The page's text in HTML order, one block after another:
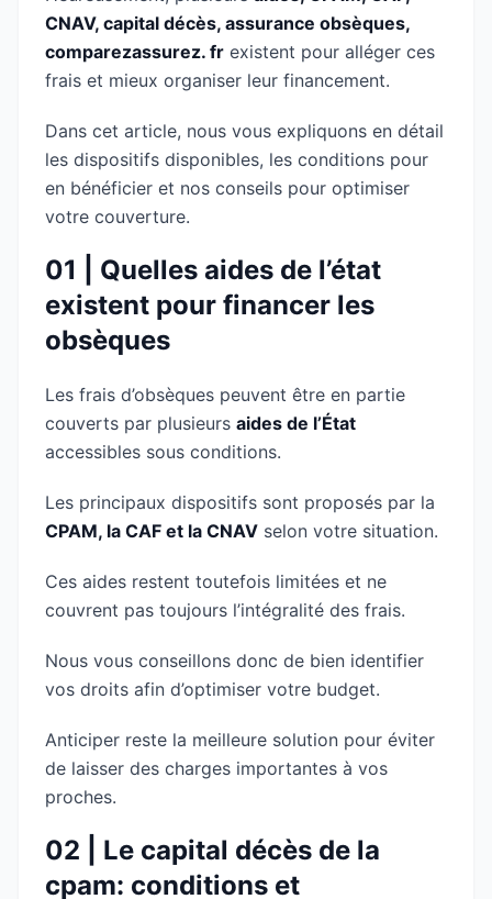
CNAV, capital décès, assurance obsèques,
comparezassurez. fr existent pour alléger ces
frais et mieux organiser leur financement.
Dans cet article, nous vous expliquons en détail
les dispositifs disponibles, les conditions pour
en bénéficier et nos conseils pour optimiser
votre couverture.
01 | Quelles aides de l’état
existent pour financer les
obsèques
Les frais d’obsèques peuvent être en partie
couverts par plusieurs aides de l’État
accessibles sous conditions.
Les principaux dispositifs sont proposés par la
CPAM, la CAF et la CNAV selon votre situation.
Ces aides restent toutefois limitées et ne
couvrent pas toujours l’intégralité des frais.
Nous vous conseillons donc de bien identifier
vos droits afin d’optimiser votre budget.
Anticiper reste la meilleure solution pour éviter
de laisser des charges importantes à vos
proches.
02 | Le capital décès de la
cpam: conditions et